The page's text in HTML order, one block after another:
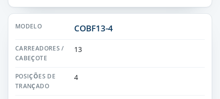
COBF13-4
13
4